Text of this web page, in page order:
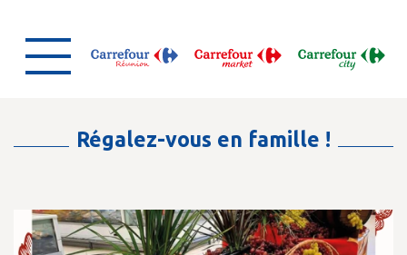
Régalez-vous en famille !